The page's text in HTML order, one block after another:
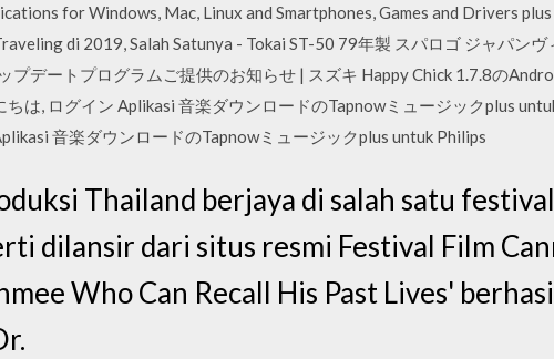
for Windows, Mac, Linux and Smartphones, Games and Drivers
di 2019, Salah Satunya - Tokai ST-50 79年製 スパロゴ ジャパンヴ
プデートプログラムご提供のお知らせ | スズキ Happy Chick 1.7.8の
は, ログイン Aplikasi 音楽ダウンロードのTapnowミュージックplus
音楽ダウンロードのTapnowミュージックplus untuk Philips
Thailand berjaya di salah satu
dilansir dari situs resmi Festival Film
Who Can Recall His Past Lives'